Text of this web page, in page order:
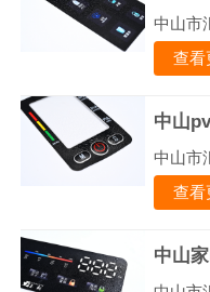
中山市
查看
中山
中山市
查看
中山